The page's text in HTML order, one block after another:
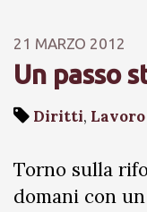
21 MARZO 2012
Un passo
Diritti, Lavoro
Torno sulla
domani con